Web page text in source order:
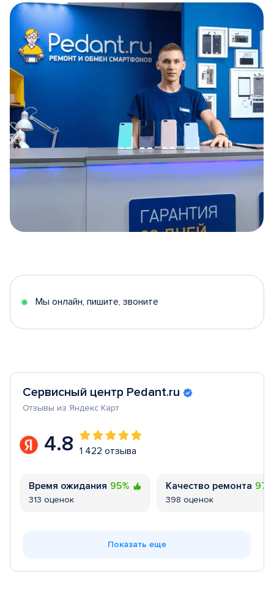
5
Мы онлайн, пишите, звоните
Сервисный центр Pedant.ru
Отзывы из Яндекс Карт
4.8 1 422 отзыва
Время ожидания 95%
313 оценок
Качество ремонта
398 оценок
Показать еще